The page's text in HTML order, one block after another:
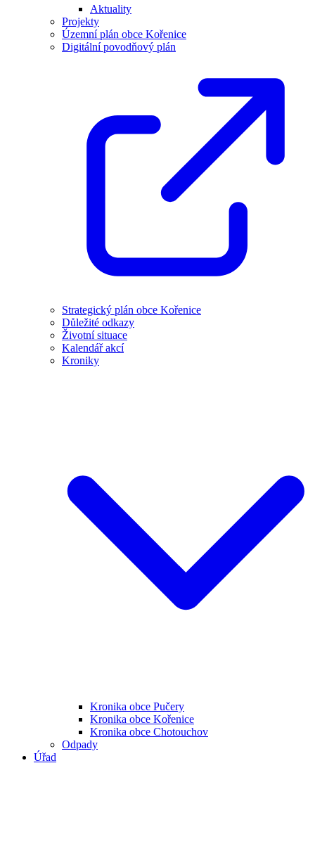
Aktuality
Projekty
Územní plán obce Kořenice
Digitální povodňový plán
Strategický plán obce Kořenice
Důležité odkazy
Životní situace
Kalendář akcí
Kroniky
Kronika obce Pučery
Kronika obce Kořenice
Kronika obce Chotouchov
Odpady
Úřad